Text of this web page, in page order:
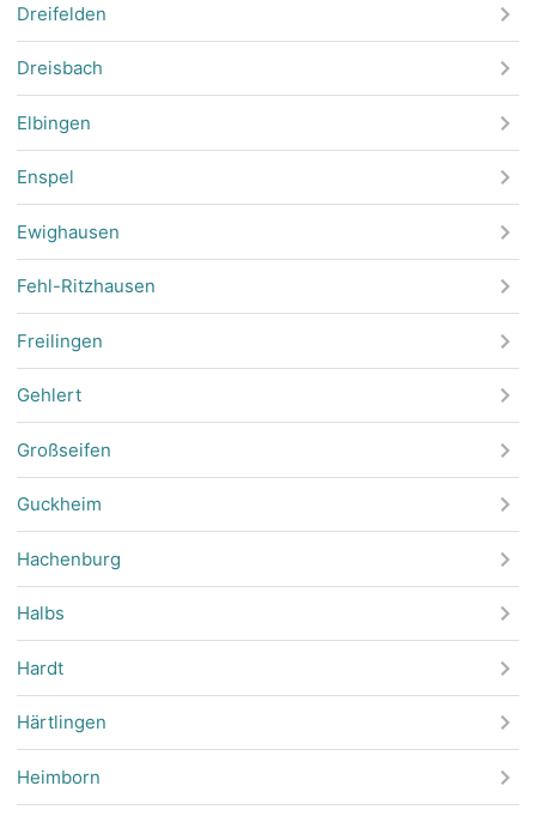
Dreifelden
Dreisbach
Elbingen
Enspel
Ewighausen
Fehl-Ritzhausen
Freilingen
Gehlert
Großseifen
Guckheim
Hachenburg
Halbs
Hardt
Härtlingen
Heimborn